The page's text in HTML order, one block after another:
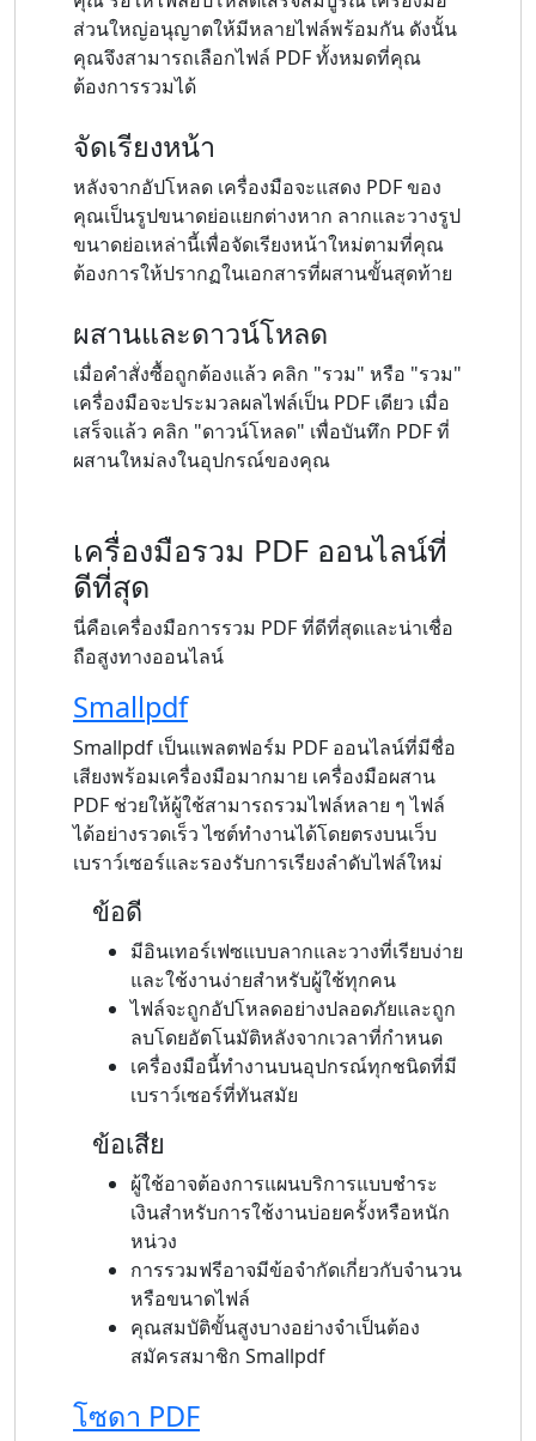
ส่วนใหญ่อนุญาตให้มีหลายไฟล์พร้อมกัน ดังนั้น
คุณจึงสามารถเลือกไฟล์ PDF ทั้งหมดที่คุณ
ต้องการรวมได้
จัดเรียงหน้า
หลังจากอัปโหลด เครื่องมือจะแสดง PDF ของ
คุณเป็นรูปขนาดย่อแยกต่างหาก ลากและวางรูป
ขนาดย่อเหล่านี้เพื่อจัดเรียงหน้าใหม่ตามที่คุณ
ต้องการให้ปรากฏในเอกสารที่ผสานขั้นสุดท้าย
ผสานและดาวน์โหลด
เมื่อคำสั่งซื้อถูกต้องแล้ว คลิก "รวม" หรือ "รวม"
เครื่องมือจะประมวลผลไฟล์เป็น PDF เดียว เมื่อ
เสร็จแล้ว คลิก "ดาวน์โหลด" เพื่อบันทึก PDF ที่
ผสานใหม่ลงในอุปกรณ์ของคุณ
เครื่องมือรวม PDF ออนไลน์ที่
ดีที่สุด
นี่คือเครื่องมือการรวม PDF ที่ดีที่สุดและน่าเชื่อ
ถือสูงทางออนไลน์
Smallpdf
Smallpdf เป็นแพลตฟอร์ม PDF ออนไลน์ที่มีชื่อ
เสียงพร้อมเครื่องมือมากมาย เครื่องมือผสาน
PDF ช่วยให้ผู้ใช้สามารถรวมไฟล์หลาย ๆ ไฟล์
ได้อย่างรวดเร็ว ไซต์ทำงานได้โดยตรงบนเว็บ
เบราว์เซอร์และรองรับการเรียงลำดับไฟล์ใหม่
ข้อดี
มีอินเทอร์เฟซแบบลากและวางที่เรียบง่าย
และใช้งานง่ายสำหรับผู้ใช้ทุกคน
ไฟล์จะถูกอัปโหลดอย่างปลอดภัยและถูก
ลบโดยอัตโนมัติหลังจากเวลาที่กำหนด
เครื่องมือนี้ทำงานบนอุปกรณ์ทุกชนิดที่มี
เบราว์เซอร์ที่ทันสมัย
ข้อเสีย
ผู้ใช้อาจต้องการแผนบริการแบบชำระ
เงินสำหรับการใช้งานบ่อยครั้งหรือหนัก
หน่วง
การรวมฟรีอาจมีข้อจำกัดเกี่ยวกับจำนวน
หรือขนาดไฟล์
คุณสมบัติขั้นสูงบางอย่างจำเป็นต้อง
สมัครสมาชิก Smallpdf
โซดา PDF